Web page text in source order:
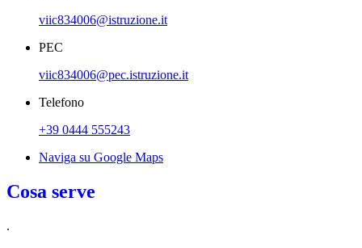
viic834006@istruzione.it
PEC
viic834006@pec.istruzione.it
Telefono
+39 0444 555243
Naviga su Google Maps
Cosa serve
.